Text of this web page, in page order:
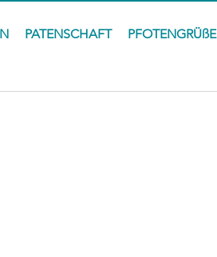
PATENSCHAFT PFOTENGRÜßE